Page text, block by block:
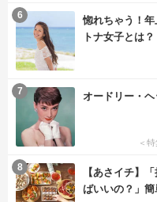
惚れちゃう！
トナ女子とは？
6
オードリー・ヘ
＜
7
【あさイチ】
ばいいの？」
8